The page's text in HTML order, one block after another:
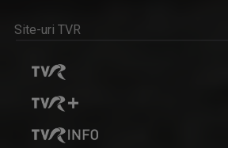
EDUCAȚIA LA PUTERE
Tot ce contează cu adevărat în educația din ...
Site-uri TVR